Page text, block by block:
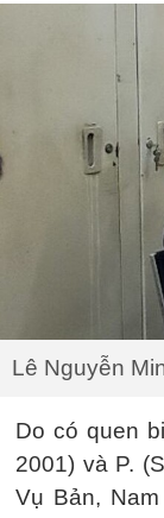
Lê Nguyễn
Do có quen
2001) và P.
Vụ Bản,